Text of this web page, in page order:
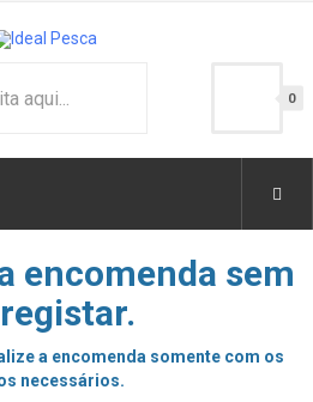
0
encomenda sem
a encomenda somente com os
necessários.